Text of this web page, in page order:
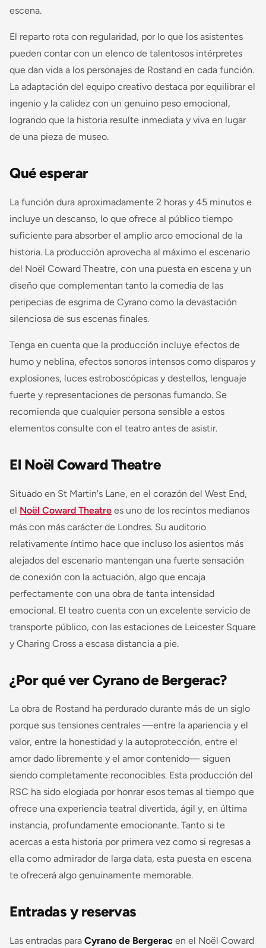
escena.
El reparto rota con regularidad, por lo que los asistentes
pueden contar con un elenco de talentosos intérpretes
que dan vida a los personajes de Rostand en cada función.
La adaptación del equipo creativo destaca por equilibrar el
ingenio y la calidez con un genuino peso emocional,
logrando que la historia resulte inmediata y viva en lugar
de una pieza de museo.
Qué esperar
La función dura aproximadamente 2 horas y 45 minutos e
incluye un descanso, lo que ofrece al público tiempo
suficiente para absorber el amplio arco emocional de la
historia. La producción aprovecha al máximo el escenario
del Noël Coward Theatre, con una puesta en escena y un
diseño que complementan tanto la comedia de las
peripecias de esgrima de Cyrano como la devastación
silenciosa de sus escenas finales.
Tenga en cuenta que la producción incluye efectos de
humo y neblina, efectos sonoros intensos como disparos y
explosiones, luces estroboscópicas y destellos, lenguaje
fuerte y representaciones de personas fumando. Se
recomienda que cualquier persona sensible a estos
elementos consulte con el teatro antes de asistir.
El Noël Coward Theatre
Situado en St Martin's Lane, en el corazón del West End,
el Noël Coward Theatre es uno de los recintos medianos
más con más carácter de Londres. Su auditorio
relativamente íntimo hace que incluso los asientos más
alejados del escenario mantengan una fuerte sensación
de conexión con la actuación, algo que encaja
perfectamente con una obra de tanta intensidad
emocional. El teatro cuenta con un excelente servicio de
transporte público, con las estaciones de Leicester Square
y Charing Cross a escasa distancia a pie.
¿Por qué ver Cyrano de Bergerac?
La obra de Rostand ha perdurado durante más de un siglo
porque sus tensiones centrales —entre la apariencia y el
valor, entre la honestidad y la autoprotección, entre el
amor dado libremente y el amor contenido— siguen
siendo completamente reconocibles. Esta producción del
RSC ha sido elogiada por honrar esos temas al tiempo que
ofrece una experiencia teatral divertida, ágil y, en última
instancia, profundamente emocionante. Tanto si te
acercas a esta historia por primera vez como si regresas a
ella como admirador de larga data, esta puesta en escena
te ofrecerá algo genuinamente memorable.
Entradas y reservas
Las entradas para Cyrano de Bergerac en el Noël Coward